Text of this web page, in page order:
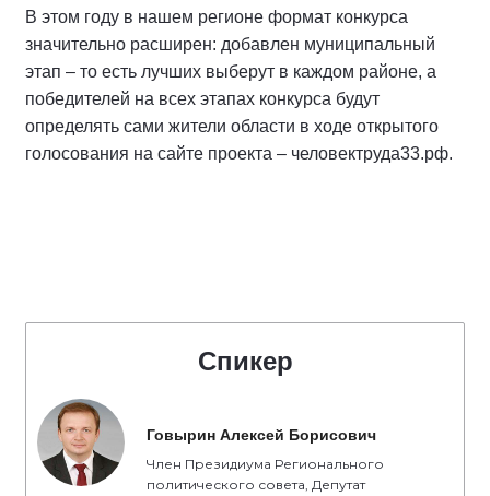
В этом году в нашем регионе формат конкурса
значительно расширен: добавлен муниципальный
этап – то есть лучших выберут в каждом районе, а
победителей на всех этапах конкурса будут
определять сами жители области в ходе открытого
голосования на сайте проекта – человектруда33.рф.
Спикер
Говырин Алексей Борисович
Член Президиума Регионального
политического совета, Депутат